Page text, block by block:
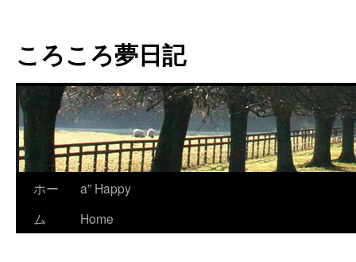
テ
ン
へ
ス
キ
ッ
プ
ころころ夢日記
ホー
ム
a” Happy
Home